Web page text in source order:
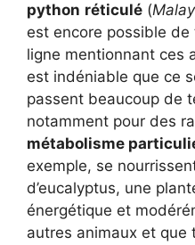
python réticulé (
est encore possible
ligne mentionnant ces
est indéniable que ce
passent beaucoup de
notamment pour des
métabolisme
exemple, se
d’eucalyptus, une
énergétique et
autres animaux et que